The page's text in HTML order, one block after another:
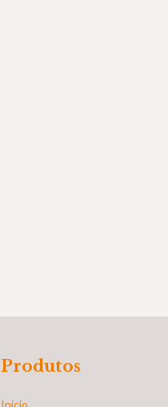
Produtos
Início